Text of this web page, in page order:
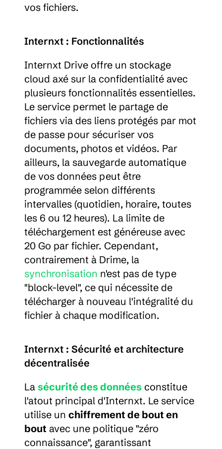
vos fichiers.
Internxt : Fonctionnalités
Internxt Drive offre un stockage
cloud axé sur la confidentialité avec
plusieurs fonctionnalités essentielles.
Le service permet le partage de
fichiers via des liens protégés par mot
de passe pour sécuriser vos
documents, photos et vidéos. Par
ailleurs, la sauvegarde automatique
de vos données peut être
programmée selon différents
intervalles (quotidien, horaire, toutes
les 6 ou 12 heures). La limite de
téléchargement est généreuse avec
20 Go par fichier. Cependant,
synchronisation n'est pas de type
"block-level", ce qui nécessite de
télécharger à nouveau l'intégralité du
fichier à chaque modification.
Internxt : Sécurité et architecture
décentralisée
La sécurité des données constitue
l'atout principal d'Internxt. Le service
utilise un chiffrement de bout en
bout avec une politique "zéro
connaissance", garantissant